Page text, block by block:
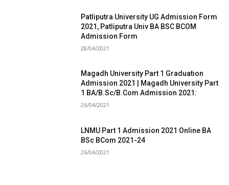
Patliputra University UG Admission Form
2021, Patliputra Univ BA BSC BCOM
Admission Form
28/04/2021
Magadh University Part 1 Graduation
Admission 2021 | Magadh University Part
1 BA/B.Sc/B.Com Admission 2021:
26/04/2021
LNMU Part 1 Admission 2021 Online BA
BSc BCom 2021-24
26/04/2021